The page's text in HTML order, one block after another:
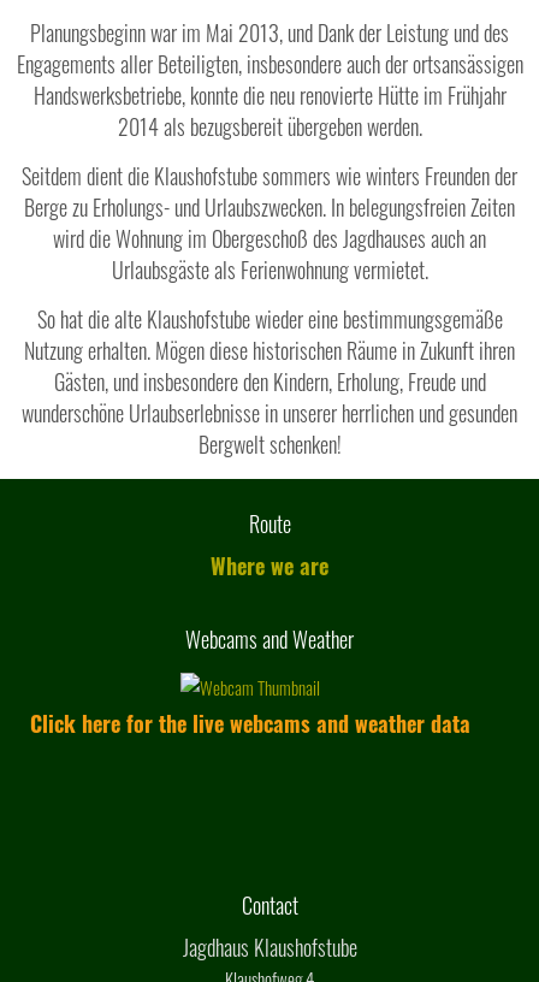
Planungsbeginn war im Mai 2013, und Dank der Leistung und des
Engagements aller Beteiligten, insbesondere auch der ortsansässigen
Handswerksbetriebe, konnte die neu renovierte Hütte im Frühjahr
2014 als bezugsbereit übergeben werden.
Seitdem dient die Klaushofstube sommers wie winters Freunden der
Berge zu Erholungs- und Urlaubszwecken. In belegungsfreien Zeiten
wird die Wohnung im Obergeschoß des Jagdhauses auch an
Urlaubsgäste als Ferienwohnung vermietet.
So hat die alte Klaushofstube wieder eine bestimmungsgemäße
Nutzung erhalten. Mögen diese historischen Räume in Zukunft ihren
Gästen, und insbesondere den Kindern, Erholung, Freude und
wunderschöne Urlaubserlebnisse in unserer herrlichen und gesunden
Bergwelt schenken!
Route
Where we are
Webcams and Weather
Click here for the live webcams and weather data
Contact
Jagdhaus Klaushofstube